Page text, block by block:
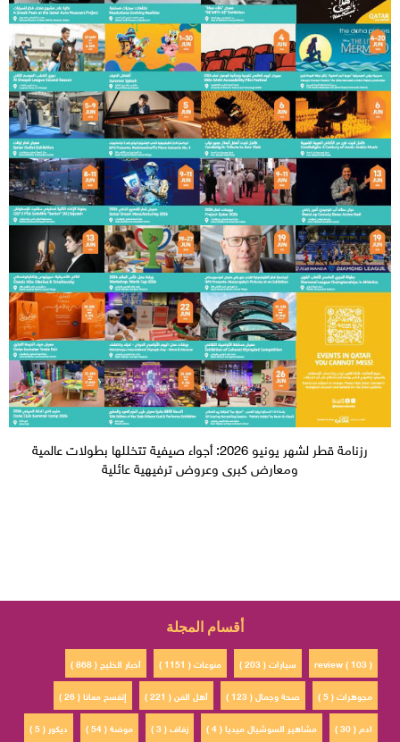
رزنامة قطر لشهر يونيو 2026: أجواء صيفية تتخللها بطولات عالمية
ومعارض كبرى وعروض ترفيهية عائلية
أقسام المجلة
أخبار الخليج ( 868 ) منوعات ( 1151 ) سيارات ( 203 )
review ( 103 )
إتفسح معانا ( 26 )
أهل الفن ( 221 ) صحة وجمال ( 123 )
مجوهرات ( 5 )
ديكور ( 5 )
موضة ( 54 ) زفاف ( 3 ) مشاهير السوشيال ميديا ( 4 ) ادم ( 30 )